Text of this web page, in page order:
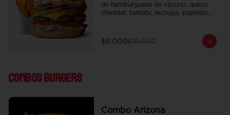
de hamburguesa de vacuno, queso
cheddar, tomate, lechuga, pepinillo,
Incluye papas fritas crocantes.
$6.000$10.500
Combos Burgers
Combo Arizona